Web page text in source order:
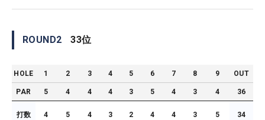
ROUND2 33位
HOLE 1 2 3 4 5 6 7 8 9 OUT
PAR 5 4 4 4 3 5 4 3 4 36
打数 4 5 4 3 2 4 4 3 5 34